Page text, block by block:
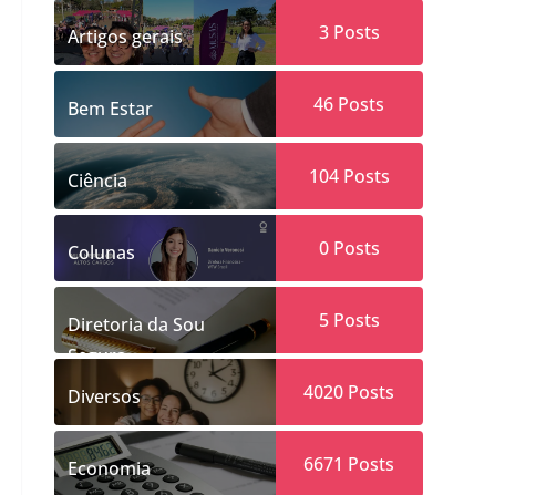
Artigos gerais 3Posts
Bem Estar 46 Posts
Ciência 104Posts
Colunas 0Posts
Diretoria da Sou
Segura
5Posts
Diversos 4020 Posts
Economia 6671 Posts